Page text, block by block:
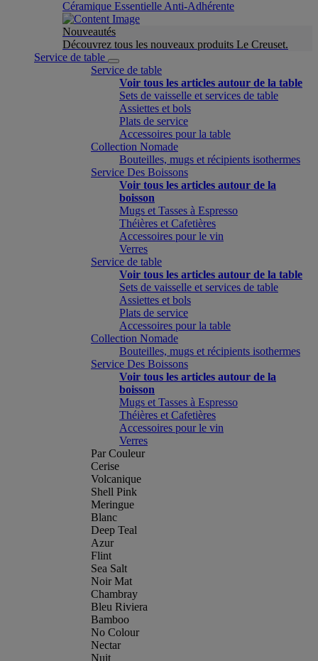
Céramique Essentielle Anti-Adhérente
Nouveautés
Découvrez tous les nouveaux produits Le Creuset.
Service de table
Service de table
Voir tous les articles autour de la table
Sets de vaisselle et services de table
Assiettes et bols
Plats de service
Accessoires pour la table
Collection Nomade
Bouteilles, mugs et récipients isothermes
Service Des Boissons
Voir tous les articles autour de la
boisson
Mugs et Tasses à Espresso
Théières et Cafetières
Accessoires pour le vin
Verres
Service de table
Voir tous les articles autour de la table
Sets de vaisselle et services de table
Assiettes et bols
Plats de service
Accessoires pour la table
Collection Nomade
Bouteilles, mugs et récipients isothermes
Service Des Boissons
Voir tous les articles autour de la
boisson
Mugs et Tasses à Espresso
Théières et Cafetières
Accessoires pour le vin
Verres
Par Couleur
Cerise
Volcanique
Shell Pink
Meringue
Blanc
Deep Teal
Azur
Flint
Sea Salt
Noir Mat
Chambray
Bleu Riviera
Bamboo
No Colour
Nectar
Nuit